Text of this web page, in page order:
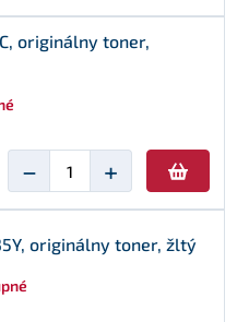
originálny toner,
− +
originálny toner, žltý